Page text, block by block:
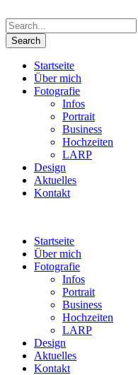
Startseite
Über mich
Fotografie
Infos
Portrait
Business
Hochzeiten
LARP
Design
Aktuelles
Kontakt
Startseite
Über mich
Fotografie
Infos
Portrait
Business
Hochzeiten
LARP
Design
Aktuelles
Kontakt